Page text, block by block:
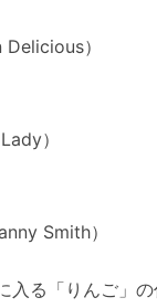
）
）
Smith）
入る「りんご」